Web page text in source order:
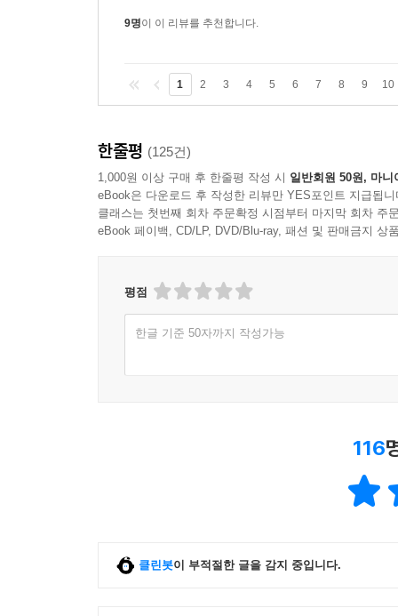
9명이 이 리뷰를 추천합니다.
1 2 3 4 5 6 7 8 9 10
한줄평 (125건)
1,000원 이상 구매 후 한줄평 작성 시 일반회원 50원, 마니
eBook은 다운로드 후 작성한 리뷰만 YES포인트 지급됩니
클래스는 첫번째 회차 주문확정 시점부터 마지막 회차 주
eBook 페이백, CD/LP, DVD/Blu-ray, 패션 및 판매금지 상
평점
한글 기준 50자까지 작성가능
116
클린봇이 부적절한 글을 감지 중입니다.